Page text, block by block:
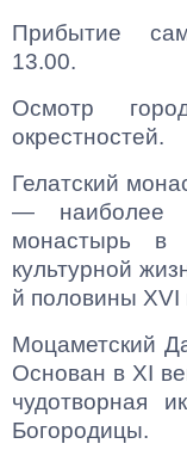
Прибытие
13.00.
Осмотр
окрестностей.
Гелатский
— наиболее
монастырь в
культурной
й половины XVI
Моцаметский
Основан в XI
чудотворная
Богородицы.